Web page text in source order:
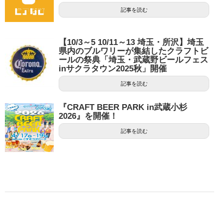
記事を読む
【10/3～5 10/11～13 埼玉・所沢】埼玉
県内のブルワリーが集結したクラフトビ
ールの祭典「埼玉・武蔵野ビールフェス
inサクラタウン2025秋」開催
記事を読む
『CRAFT BEER PARK in武蔵小杉
2026』を開催！
記事を読む